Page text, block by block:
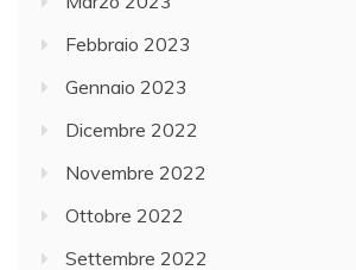
Febbraio 2023
Gennaio 2023
Dicembre 2022
Novembre 2022
Ottobre 2022
Settembre 2022